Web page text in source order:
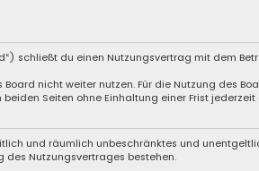
schließt du einen Nutzungsvertrag mit dem
nicht weiter nutzen. Für die Nutzung des
Seiten ohne Einhaltung einer Frist
und räumlich unbeschränktes und
des Nutzungsvertrages bestehen.